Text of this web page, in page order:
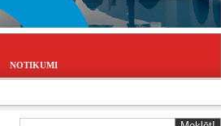
NOTIKUMI